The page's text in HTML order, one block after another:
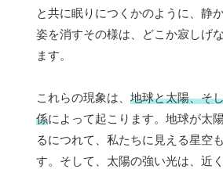
と共に眠りにつくかのように、静
姿を消すその様は、どこか寂しげ
ます。
これらの現象は、 地球と太陽、そ
係によって起こります。地球が太
るにつれて、私たちに見える星空
す。そして、太陽の強い光は、近